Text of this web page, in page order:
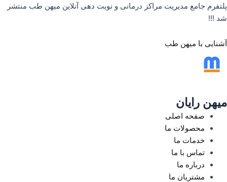
پرش
به
پلتفرم جامع مدیریت مراکز درمانی و نوبت دهی آنلاین میهن طب منتشر
شد !!!
آشنایی با میهن طب
میهن رایان
صفحه اصلی
محصولات ما
خدمات ما
تماس با ما
درباره ما
مشتریان ما